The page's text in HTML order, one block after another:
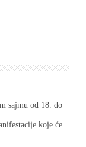
sajmu od 18. do
koje će